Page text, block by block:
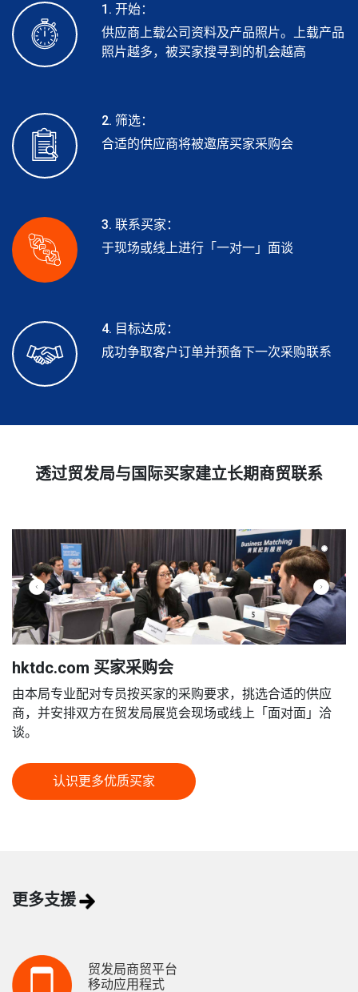
1. 开始：
供应商上载公司资料及产品照片。上载产品
照片越多，被买家搜寻到的机会越高
2. 筛选：
合适的供应商将被邀席买家采购会
3. 联系买家：
于现场或线上进行「一对一」面谈
4. 目标达成：
成功争取客户订单并预备下一次采购联系
透过贸发局与国际买家建立长期商贸联系
Previous Next
hktdc.com 买家采购会
由本局专业配对专员按买家的采购要求，挑选合适的供应
商，并安排双方在贸发局展览会现场或线上「面对面」洽
谈。
认识更多优质买家
更多支援
贸发局商贸平台
移动应用程式